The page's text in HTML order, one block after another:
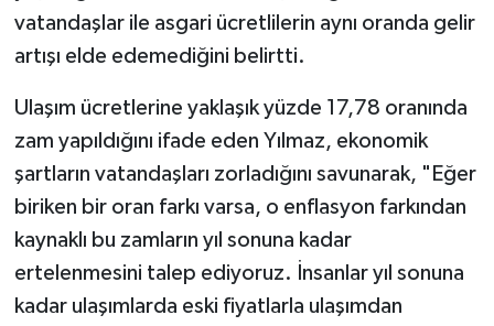
vatandaşlar ile asgari ücretlilerin aynı oranda gelir
artışı elde edemediğini belirtti.
Ulaşım ücretlerine yaklaşık yüzde 17,78 oranında
zam yapıldığını ifade eden Yılmaz, ekonomik
şartların vatandaşları zorladığını savunarak, "Eğer
biriken bir oran farkı varsa, o enflasyon farkından
kaynaklı bu zamların yıl sonuna kadar
ertelenmesini talep ediyoruz. İnsanlar yıl sonuna
kadar ulaşımlarda eski fiyatlarla ulaşımdan